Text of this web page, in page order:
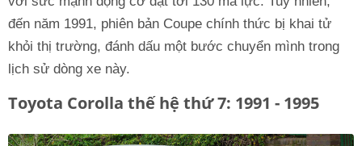
đến năm 1991, phiên bản Coupe chính thức bị khai tử
khỏi thị trường, đánh dấu một bước chuyển mình trong
lịch sử dòng xe này.
Toyota Corolla thế hệ thứ 7: 1991 - 1995